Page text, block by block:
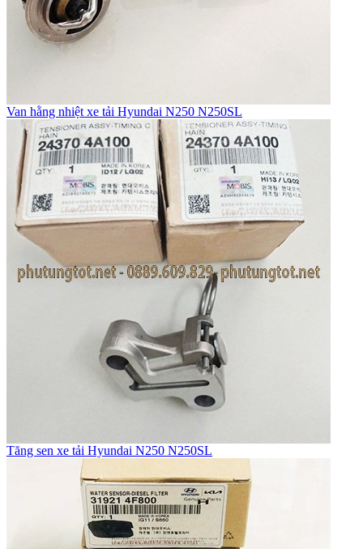
Van hằng nhiệt xe tải Hyundai N250 N250SL
Tăng sen xe tải Hyundai N250 N250SL